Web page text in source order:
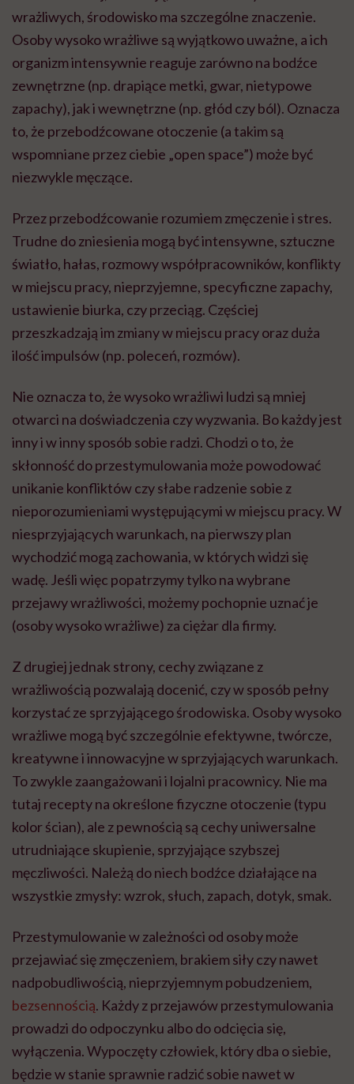
wrażliwych, środowisko ma szczególne znaczenie.
Osoby wysoko wrażliwe są wyjątkowo uważne, a ich
organizm intensywnie reaguje zarówno na bodźce
zewnętrzne (np. drapiące metki, gwar, nietypowe
zapachy), jak i wewnętrzne (np. głód czy ból). Oznacza
to, że przebodźcowane otoczenie (a takim są
wspomniane przez ciebie „open space”) może być
niezwykle męczące.
Przez przebodźcowanie rozumiem zmęczenie i stres.
Trudne do zniesienia mogą być intensywne, sztuczne
światło, hałas, rozmowy współpracowników, konflikty
w miejscu pracy, nieprzyjemne, specyficzne zapachy,
ustawienie biurka, czy przeciąg. Częściej
przeszkadzają im zmiany w miejscu pracy oraz duża
ilość impulsów (np. poleceń, rozmów).
Nie oznacza to, że wysoko wrażliwi ludzi są mniej
otwarci na doświadczenia czy wyzwania. Bo każdy jest
inny i w inny sposób sobie radzi. Chodzi o to, że
skłonność do przestymulowania może powodować
unikanie konfliktów czy słabe radzenie sobie z
nieporozumieniami występującymi w miejscu pracy. W
niesprzyjających warunkach, na pierwszy plan
wychodzić mogą zachowania, w których widzi się
wadę. Jeśli więc popatrzymy tylko na wybrane
przejawy wrażliwości, możemy pochopnie uznać je
(osoby wysoko wrażliwe) za ciężar dla firmy.
Z drugiej jednak strony, cechy związane z
wrażliwością pozwalają docenić, czy w sposób pełny
korzystać ze sprzyjającego środowiska. Osoby wysoko
wrażliwe mogą być szczególnie efektywne, twórcze,
kreatywne i innowacyjne w sprzyjających warunkach.
To zwykle zaangażowani i lojalni pracownicy. Nie ma
tutaj recepty na określone fizyczne otoczenie (typu
kolor ścian), ale z pewnością są cechy uniwersalne
utrudniające skupienie, sprzyjające szybszej
męczliwości. Należą do niech bodźce działające na
wszystkie zmysły: wzrok, słuch, zapach, dotyk, smak.
Przestymulowanie w zależności od osoby może
przejawiać się zmęczeniem, brakiem siły czy nawet
nadpobudliwością, nieprzyjemnym pobudzeniem,
bezsennością. Każdy z przejawów przestymulowania
prowadzi do odpoczynku albo do odcięcia się,
wyłączenia. Wypoczęty człowiek, który dba o siebie,
będzie w stanie sprawnie radzić sobie nawet w